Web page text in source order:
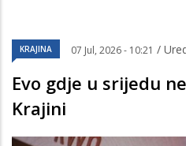
KRAJINA 07 Jul, 2026 - 10:21 /
Evo gdje u srijedu
Krajini